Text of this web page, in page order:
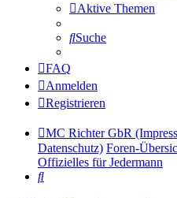
Aktive Themen
Suche
FAQ
Anmelden
Registrieren
MC Richter GbR
Datenschutz) Foren-
Offizielles für Jedermann
Suche